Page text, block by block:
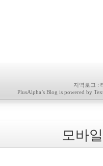
지역로그 :
PlusAlpha’s Blog is powered by
모바